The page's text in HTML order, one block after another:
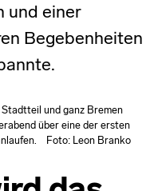
und einer
Begebenheiten
Stadtteil und ganz Bremen
über eine der ersten
Foto: Leon Branko